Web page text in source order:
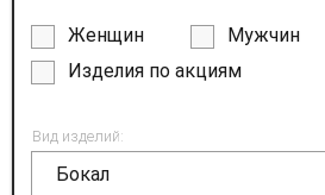
Женщин Мужчин
Изделия по акциям
Вид изделий:
Бокал